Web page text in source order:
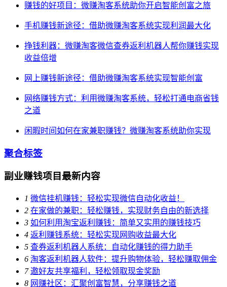
赚钱的好项目：微赚淘客系统助你开启智能创富之旅
手机赚钱新途径：借助微赚淘客系统实现利润最大化
挣钱利器：微赚淘客微信查券返利机器人帮你赚钱实现
收益倍增
网上赚钱新途径：借助微赚淘客系统实现智能创富
网络赚钱方式：利用微赚淘客系统，轻松打通电商省钱
之道
闲暇时间如何在家兼职赚钱？微赚淘客系统助你实现
聚合标签
副业赚钱项目最新内容
1 微信挂机赚钱：轻松实现微信自动化收益！
2 在家做的兼职：轻松赚钱，实现财务自由的新选择
3 如何利用淘宝返利赚钱：简单又实用的赚钱技巧
4 返利赚钱系统：轻松实现网购收益最大化
5 查券返利机器人系统：自动化赚钱的得力助手
6 淘客返利机器人软件：提升购物体验，轻松赚取佣金
7 邀好友共享福利，轻松领取现金奖励
8 网赚社区：汇聚创富智慧，分享赚钱之道